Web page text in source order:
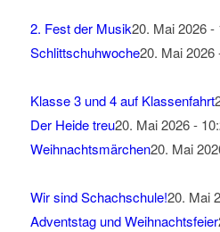
2. Fest der Musik20. Mai 2026 -
Schlittschuhwoche20. Mai 2026
Klasse 3 und 4 auf Klassenfahrt
Der Heide treu20. Mai 2026 -
Weihnachtsmärchen20. Mai
Wir sind Schachschule!20. Mai
Adventstag und Weihnachtsfeier